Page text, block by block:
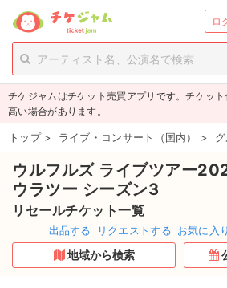
ロ
person_add 新規会員登録
チケットを探す
新着チケット
値下げしたチケット
都道府県からチケットを探す
もうすぐ開催のチケット
チケジャムはチケット売買アプリです。チケッ
高い場合があります。
トップ > ライブ・コンサート（国内） >
ウルフルズ ライブツアー
ウラツー シーズン3
リセールチケット一覧
出品する リクエストする お気に入
地域から検索